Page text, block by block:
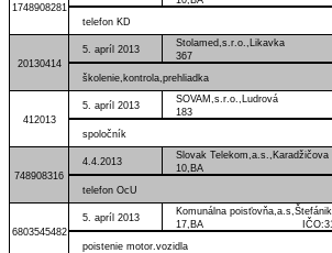
1748908281
telefon KD
20130414
5. apríl 2013
Stolamed,s.r.o.,Likavka
367
školenie,kontrola,prehliadka
412013
5. apríl 2013
SOVAM,s.r.o.,Ludrová
183
spoločník
748908316
4.4.2013
Slovak Telekom,a.s.,Karadžičova
10,BA
telefon OcU
6803545482
5. apríl 2013
Komunálna
17,BA
poistenie motor.vozidla